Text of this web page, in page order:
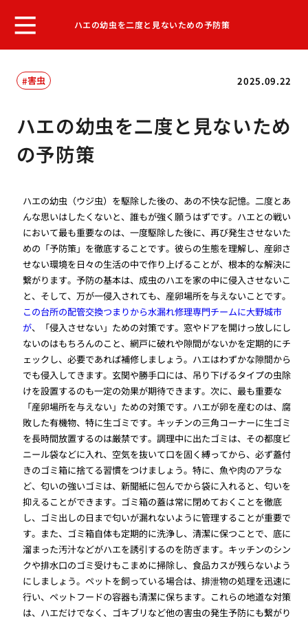
ハエの幼虫を二度と見ないための予防策
2025.09.22
害虫
ハエの幼虫を二度と見ないため
の予防策
ハエの幼虫（ウジ虫）を駆除した後の、あの不快な記憶。二度とあ
んな思いはしたくないと、誰もが強く願うはずです。ハエとの戦い
において最も重要なのは、一度駆除した後に、再び発生させないた
めの「予防策」を徹底することです。彼らの生態を理解し、産卵さ
せない環境を日々の生活の中で作り上げることが、根本的な解決に
繋がります。予防の基本は、成虫のハエを家の中に侵入させないこ
と、そして、万が一侵入されても、産卵場所を与えないことです。
この台所の配管交換つまりから水漏れ修理専門チームに大野城市
が、「侵入させない」ための対策です。窓やドアを開けっ放しにし
ないのはもちろんのこと、網戸に破れや隙間がないかを定期的にチ
ェックし、必要であれば補修しましょう。ハエはわずかな隙間から
でも侵入してきます。玄関や勝手口には、吊り下げるタイプの虫除
けを設置するのも一定の効果が期待できます。次に、最も重要な
「産卵場所を与えない」ための対策です。ハエが卵を産むのは、腐
敗した有機物、特に生ゴミです。キッチンの三角コーナーに生ゴミ
を長時間放置するのは厳禁です。調理中に出たゴミは、その都度ビ
ニール袋などに入れ、空気を抜いて口を固く縛ってから、必ず蓋付
きのゴミ箱に捨てる習慣をつけましょう。特に、魚や肉のアラな
ど、匂いの強いゴミは、新聞紙に包んでから袋に入れると、匂いを
抑えることができます。ゴミ箱の蓋は常に閉めておくことを徹底
し、ゴミ出しの日まで匂いが漏れないように管理することが重要で
す。また、ゴミ箱自体も定期的に洗浄し、清潔に保つことで、底に
溜まった汚汁などがハエを誘引するのを防ぎます。キッチンのシン
クや排水口のゴミ受けもこまめに掃除し、食品カスが残らないよう
にしましょう。ペットを飼っている場合は、排泄物の処理を迅速に
行い、ペットフードの容器も清潔に保ちます。これらの地道な対策
は、ハエだけでなく、ゴキブリなど他の害虫の発生予防にも繋がり